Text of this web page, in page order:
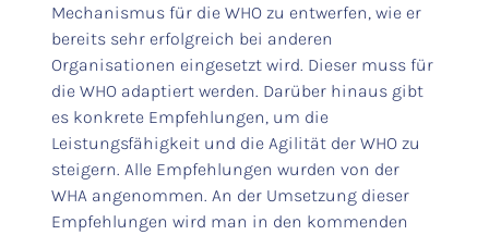
Mechanismus für die WHO zu entwerfen, wie er
bereits sehr erfolgreich bei anderen
Organisationen eingesetzt wird. Dieser muss für
die WHO adaptiert werden. Darüber hinaus gibt
es konkrete Empfehlungen, um die
Leistungsfähigkeit und die Agilität der WHO zu
steigern. Alle Empfehlungen wurden von der
WHA angenommen. An der Umsetzung dieser
Empfehlungen wird man in den kommenden